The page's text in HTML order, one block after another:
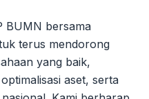
BUMN bersama
terus mendorong
yang baik,
aset, serta